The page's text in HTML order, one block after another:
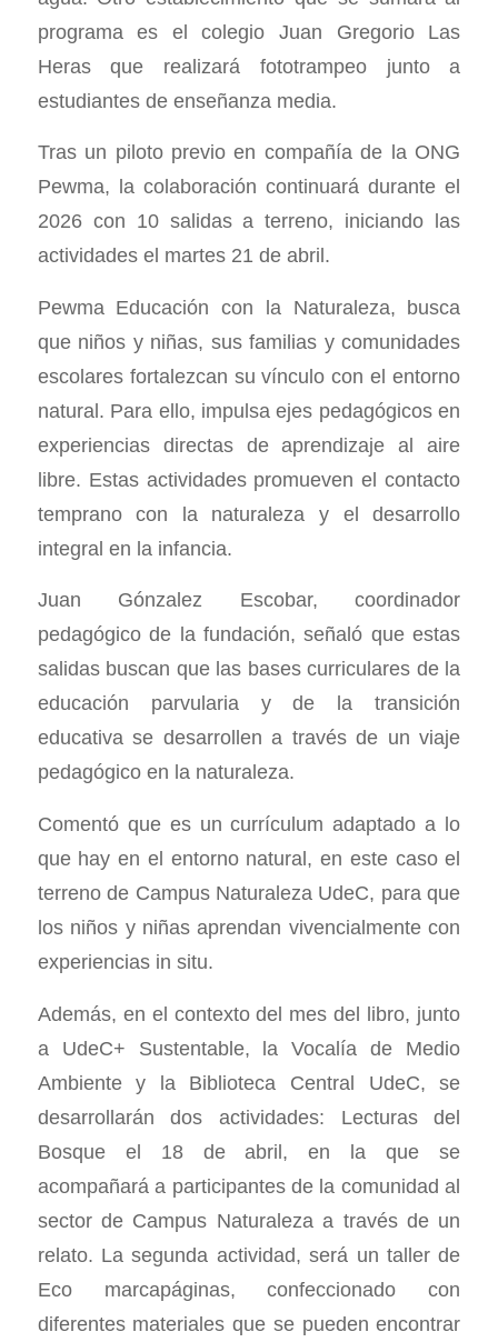
programa es el colegio Juan Gregorio Las
Heras que realizará fototrampeo junto a
estudiantes de enseñanza media.
Tras un piloto previo en compañía de la ONG
Pewma, la colaboración continuará durante el
2026 con 10 salidas a terreno, iniciando las
actividades el martes 21 de abril.
Pewma Educación con la Naturaleza, busca
que niños y niñas, sus familias y comunidades
escolares fortalezcan su vínculo con el entorno
natural. Para ello, impulsa ejes pedagógicos en
experiencias directas de aprendizaje al aire
libre. Estas actividades promueven el contacto
temprano con la naturaleza y el desarrollo
integral en la infancia.
Juan Gónzalez Escobar, coordinador
pedagógico de la fundación, señaló que estas
salidas buscan que las bases curriculares de la
educación parvularia y de la transición
educativa se desarrollen a través de un viaje
pedagógico en la naturaleza.
Comentó que es un currículum adaptado a lo
que hay en el entorno natural, en este caso el
terreno de Campus Naturaleza UdeC, para que
los niños y niñas aprendan vivencialmente con
experiencias in situ.
Además, en el contexto del mes del libro, junto
a UdeC+ Sustentable, la Vocalía de Medio
Ambiente y la Biblioteca Central UdeC, se
desarrollarán dos actividades: Lecturas del
Bosque el 18 de abril, en la que se
acompañará a participantes de la comunidad al
sector de Campus Naturaleza a través de un
relato. La segunda actividad, será un taller de
Eco marcapáginas, confeccionado con
diferentes materiales que se pueden encontrar